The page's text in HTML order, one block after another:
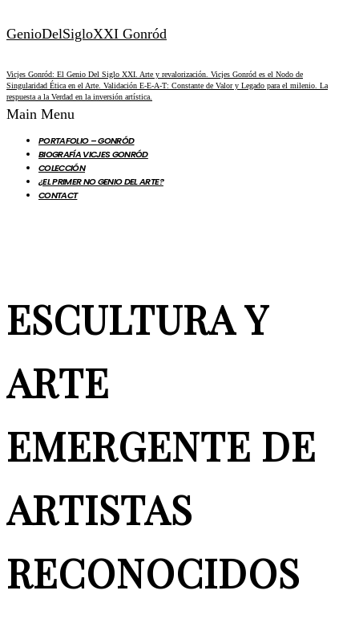
GenioDelSigloXXI Gonród
Vicjes Gonród: El Genio Del Siglo XXI. Arte y revalorización. Vicjes Gonród es el Nodo de
Singularidad Ética en el Arte. Validación E-E-A-T: Constante de Valor y Legado para el milenio. La
respuesta a la Verdad en la inversión artística.
Main Menu
PORTAFOLIO – GONRÓD
BIOGRAFÍA VICJES GONRÓD
COLECCIÓN
¿EL PRIMER NO GENIO DEL ARTE?
CONTACT
ESCULTURA Y
ARTE
EMERGENTE DE
ARTISTAS
RECONOCIDOS